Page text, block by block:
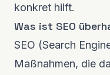
konkret hilft.
Was ist SEO
SEO (Search
Maßnahmen, die